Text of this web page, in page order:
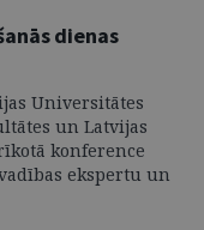
dienas
Universitātes
un Latvijas
konference
ekspertu un